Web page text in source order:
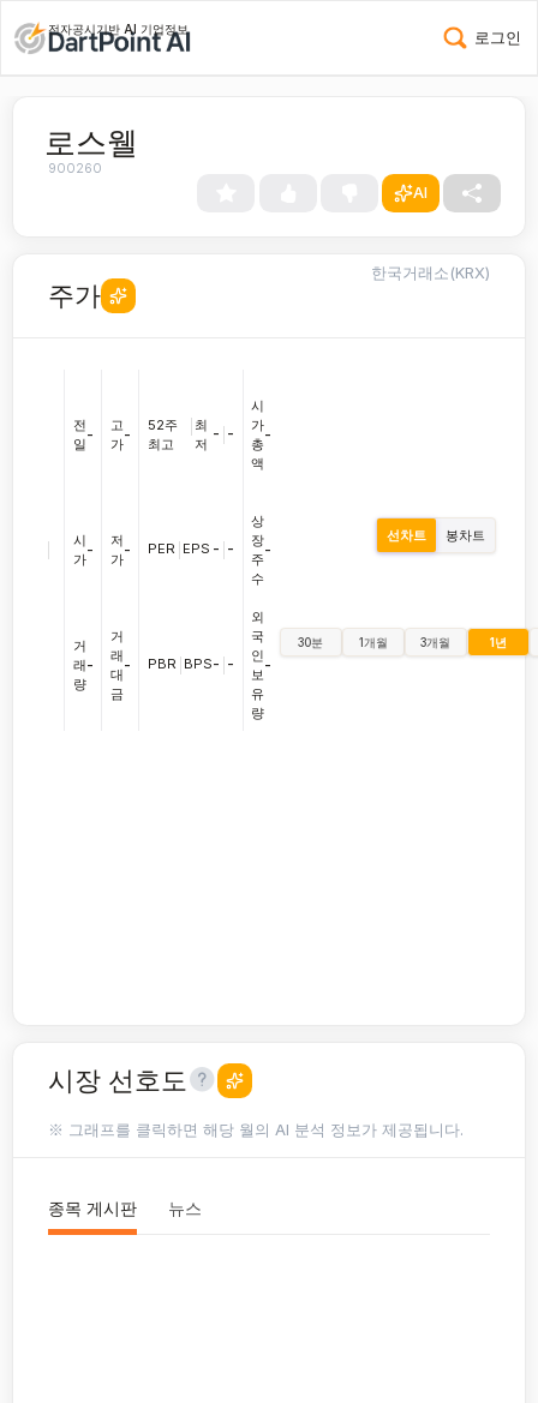
전자공시기반 AI 기업정보 로그인
로스웰
900260
AI
주가
한국거래소(KRX)
전
일
-
시
가
-
거
래
량
-
고
가
-
저
가
-
거
래
대
금
-
52주
최고
최
저
- -
PER EPS - -
PBR BPS- -
시
가
총
액
-
상
장
주
수
-
외
국
인
보
유
량
-
선차트 봉차트
30분 1개월 3개월 1년
시장 선호도
※ 그래프를 클릭하면 해당 월의 AI 분석 정보가 제공됩니다.
종목 게시판 뉴스